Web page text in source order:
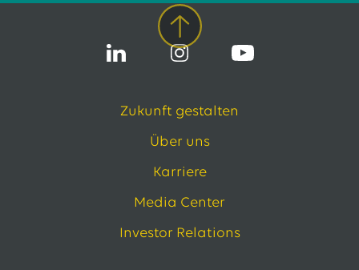
Zukunft gestalten
Über uns
Karriere
Media Center
Investor Relations